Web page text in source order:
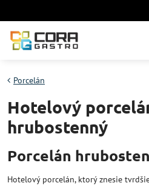
Porcelán
Hotelový
hrubostenný
Porcelán
Hotelový porcelán, ktorý znesie